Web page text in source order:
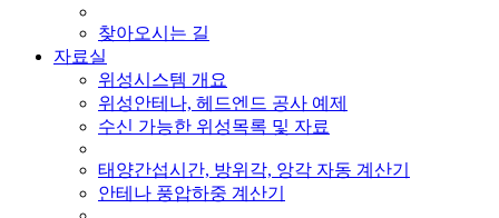
찾아오시는 길
자료실
위성시스템 개요
위성안테나, 헤드엔드 공사 예제
수신 가능한 위성목록 및 자료
태양간섭시간, 방위각, 앙각 자동 계산기
안테나 풍압하중 계산기